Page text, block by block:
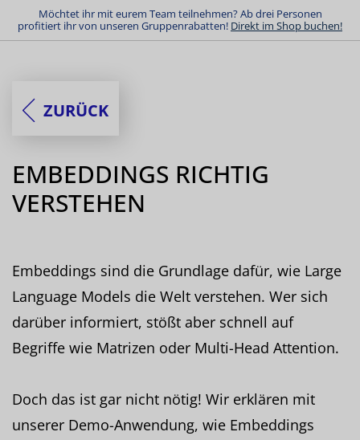
Möchtet ihr mit eurem Team teilnehmen? Ab drei Personen
profitiert ihr von unseren Gruppenrabatten! Direkt im Shop buchen!
ZURÜCK
EMBEDDINGS RICHTIG
VERSTEHEN
Embeddings sind die Grundlage dafür, wie Large
Language Models die Welt verstehen. Wer sich
darüber informiert, stößt aber schnell auf
Begriffe wie Matrizen oder Multi-Head Attention.
Doch das ist gar nicht nötig! Wir erklären mit
unserer Demo-Anwendung, wie Embeddings